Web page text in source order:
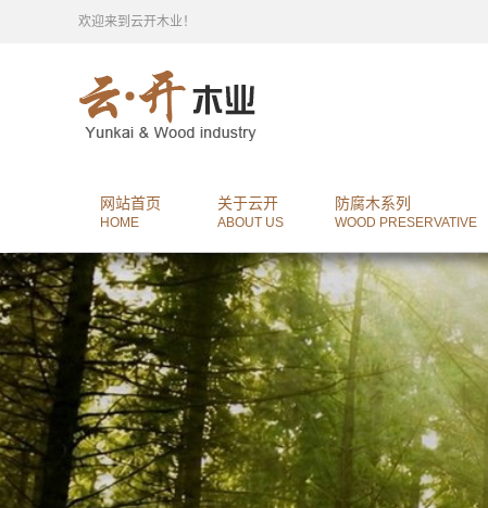
欢迎来到云开木业！
网站首页
HOME
关于云开
ABOUT US
防腐木系列
WOOD PRESERVATIVE